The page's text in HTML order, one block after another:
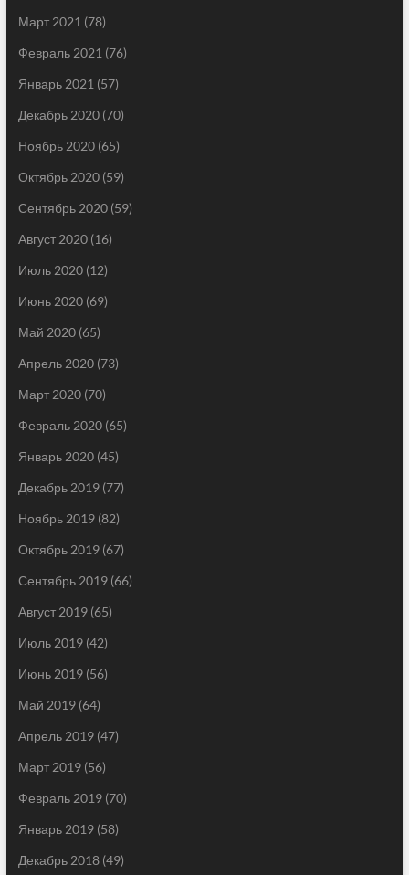
Март 2021 (78)
Февраль 2021 (76)
Январь 2021 (57)
Декабрь 2020(70)
Ноябрь 2020(65)
Октябрь 2020(59)
Сентябрь 2020(59)
Август 2020(16)
Июль 2020(12)
Июнь 2020(69)
Май 2020(65)
Апрель 2020(73)
Март 2020(70)
Февраль 2020(65)
Январь 2020(45)
Декабрь 2019(77)
Ноябрь 2019(82)
Октябрь 2019(67)
Сентябрь 2019(66)
Август 2019(65)
Июль 2019(42)
Июнь 2019(56)
Май 2019(64)
Апрель 2019(47)
Март 2019(56)
Февраль 2019(70)
Январь 2019(58)
Декабрь 2018(49)